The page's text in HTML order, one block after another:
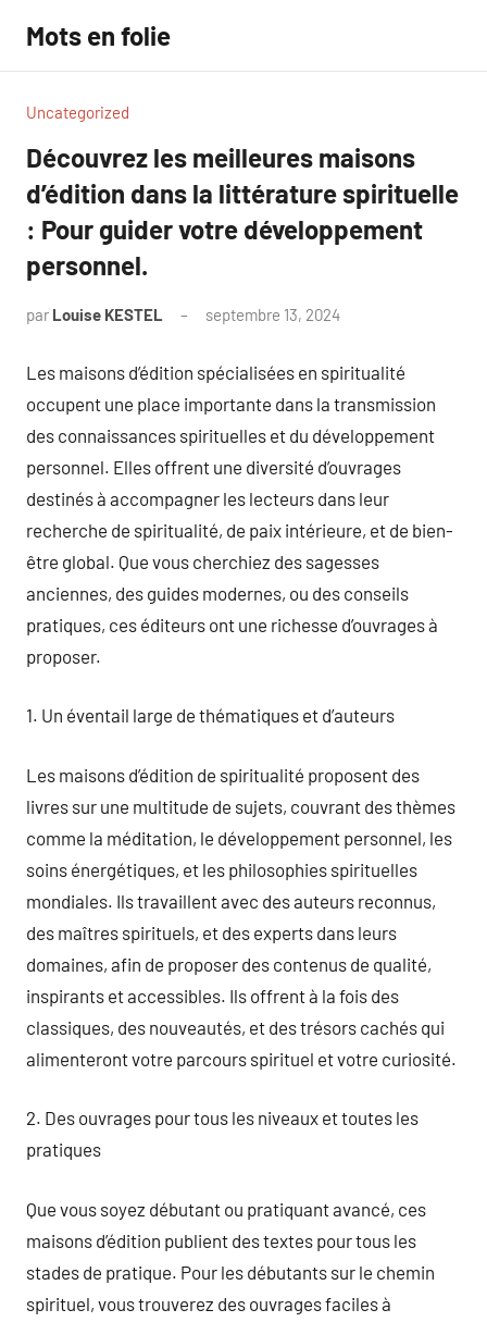
contenu
Mots en folie
Uncategorized
Découvrez les meilleures maisons
d’édition dans la littérature spirituelle
: Pour guider votre développement
personnel.
par Louise KESTEL septembre 13, 2024
Les maisons d’édition spécialisées en spiritualité
occupent une place importante dans la transmission
des connaissances spirituelles et du développement
personnel. Elles offrent une diversité d’ouvrages
destinés à accompagner les lecteurs dans leur
recherche de spiritualité, de paix intérieure, et de bien-
être global. Que vous cherchiez des sagesses
anciennes, des guides modernes, ou des conseils
pratiques, ces éditeurs ont une richesse d’ouvrages à
proposer.
1. Un éventail large de thématiques et d’auteurs
Les maisons d’édition de spiritualité proposent des
livres sur une multitude de sujets, couvrant des thèmes
comme la méditation, le développement personnel, les
soins énergétiques, et les philosophies spirituelles
mondiales. Ils travaillent avec des auteurs reconnus,
des maîtres spirituels, et des experts dans leurs
domaines, afin de proposer des contenus de qualité,
inspirants et accessibles. Ils offrent à la fois des
classiques, des nouveautés, et des trésors cachés qui
alimenteront votre parcours spirituel et votre curiosité.
2. Des ouvrages pour tous les niveaux et toutes les
pratiques
Que vous soyez débutant ou pratiquant avancé, ces
maisons d’édition publient des textes pour tous les
stades de pratique. Pour les débutants sur le chemin
spirituel, vous trouverez des ouvrages faciles à